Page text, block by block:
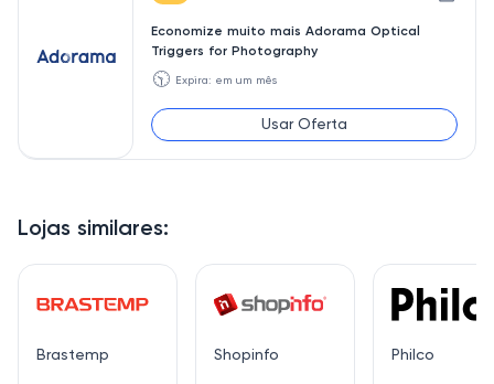
Lojas similares:
Brastemp Shopinfo Philco
Economize muito mais Adorama Optical
Triggers for Photography
🕥 Expira: em um mês
Usar Oferta